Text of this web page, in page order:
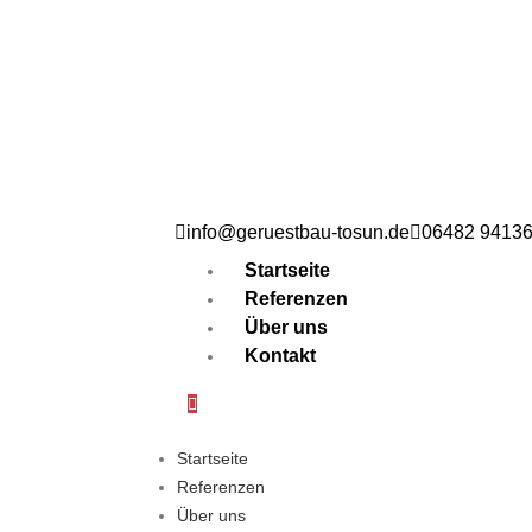
info@geruestbau-tosun.de 06482
Startseite
Referenzen
Über uns
Kontakt
Startseite
Referenzen
Über uns